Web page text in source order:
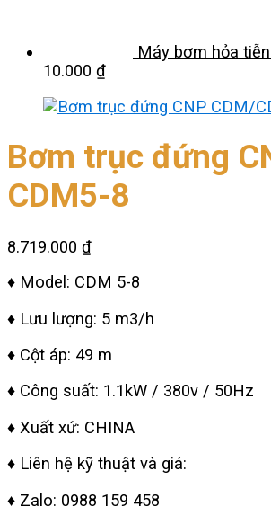
Máy bơm hỏa
10.000 ₫
Bơm trục đứng
CDM5-8
8.719.000 ₫
♦ Model: CDM 5-8
♦ Lưu lượng: 5 m3/h
♦ Cột áp: 49 m
♦ Công suất: 1.1kW / 380v / 50Hz
♦ Xuất xứ: CHINA
♦ Liên hệ kỹ thuật và giá:
♦ Zalo: 0988 159 458